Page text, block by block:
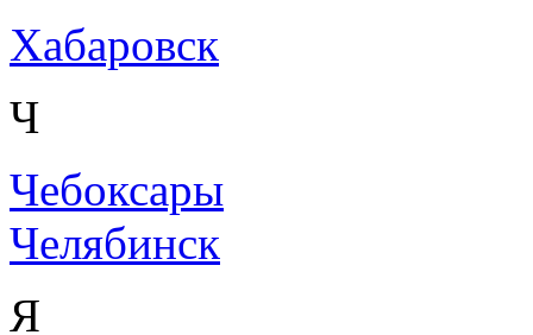
Хабаровск
Ч
Чебоксары
Челябинск
Я